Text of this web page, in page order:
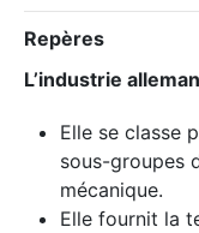
Repères
L’industrie
Elle se classe
sous-groupes
mécanique.
Elle fournit la